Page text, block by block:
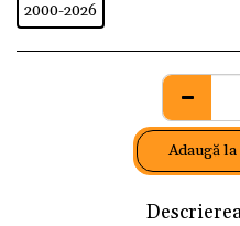
2000-2026
Adaugă la